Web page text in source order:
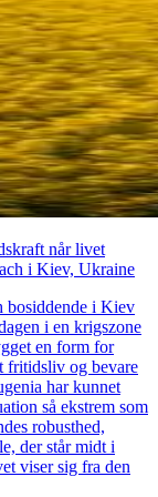
når livet
i Kiev, Ukraine
bosiddende i Kiev
i en krigszone
en form for
fritidsliv og bevare
har kunnet
så ekstrem som
robusthed,
der står midt i
viser sig fra den